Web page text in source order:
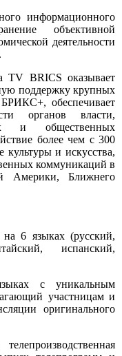
информационного
объективной
деятельности
TV BRICS оказывает
поддержку крупных
обеспечивает
органов власти,
и общественных
более чем с 300
культуры и искусства,
коммуникаций в
Америки, Ближнего
6 языках (русский,
испанский,
с уникальным
участницам и
оригинального